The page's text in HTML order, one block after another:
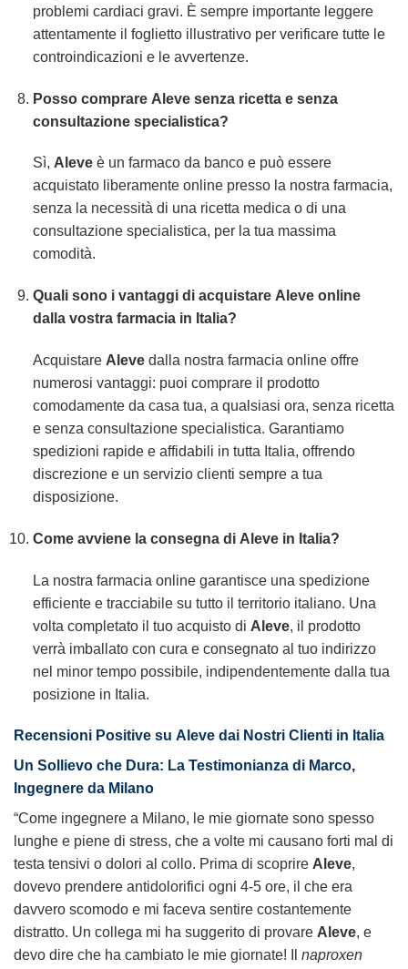
problemi cardiaci gravi. È sempre importante leggere
attentamente il foglietto illustrativo per verificare tutte le
controindicazioni e le avvertenze.
Posso comprare Alevesenza ricetta e senza
consultazione specialistica?
Sì, Aleveè un farmaco da banco e può essere
acquistato liberamente online presso la nostra farmacia,
senza la necessità di una ricetta medica o di una
consultazione specialistica, per la tua massima
comodità.
Quali sono i vantaggi di acquistare Aleveonline
dalla vostra farmacia in Italia?
Acquistare Alevedalla nostra farmacia online offre
numerosi vantaggi: puoi comprare il prodotto
comodamente da casa tua, a qualsiasi ora, senza ricetta
e senza consultazione specialistica. Garantiamo
spedizioni rapide e affidabili in tutta Italia, offrendo
discrezione e un servizio clienti sempre a tua
disposizione.
Come avviene la consegna di Alevein Italia?
La nostra farmacia online garantisce una spedizione
efficiente e tracciabile su tutto il territorio italiano. Una
volta completato il tuo acquisto di Aleve, il prodotto
verrà imballato con cura e consegnato al tuo indirizzo
nel minor tempo possibile, indipendentemente dalla tua
posizione in Italia.
Recensioni Positive su Aleve dai Nostri Clienti in Italia
Un Sollievo che Dura: La Testimonianza di Marco,
Ingegnere da Milano
“Come ingegnere a Milano, le mie giornate sono spesso
lunghe e piene di stress, che a volte mi causano forti mal di
testa tensivi o dolori al collo. Prima di scoprire Aleve,
dovevo prendere antidolorifici ogni 4-5 ore, il che era
davvero scomodo e mi faceva sentire costantemente
distratto. Un collega mi ha suggerito di provare Aleve, e
devo dire che ha cambiato le mie giornate! Il naproxen